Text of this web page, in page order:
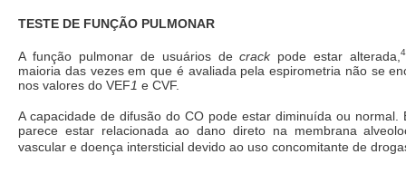
TESTE DE FUNÇÃO PULMONAR
A função pulmonar de usuários decrackpode estar alterada,4
maioria das vezes em que é avaliada pela espirometria não se
nos valores do VEF1 e CVF.
A capacidade de difusão do CO pode estar diminuída ou normal.
parece estar relacionada ao dano direto na membrana
vascular e doença intersticial devido ao uso concomitante de